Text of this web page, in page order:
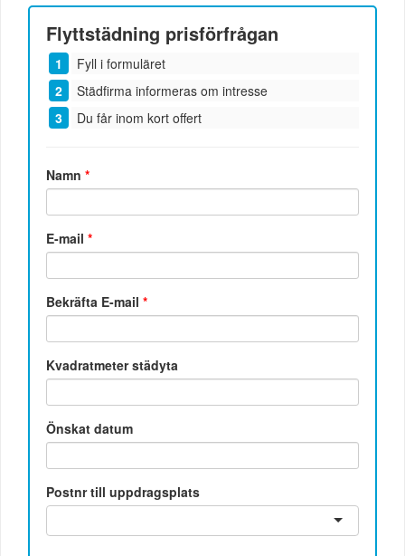
Flyttstädning prisförfrågan
Fyll i formuläret
Städfirma informeras om intresse
Du får inom kort offert
Namn*
E-mail*
Bekräfta E-mail*
Kvadratmeter städyta
Önskat datum
Postnr till uppdragsplats